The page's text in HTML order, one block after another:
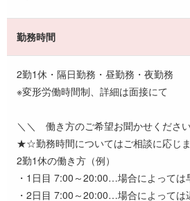
勤務時間
2勤1休・隔日勤務・昼勤務・夜勤務
※変形労働時間制、詳細は面接にて
＼＼ 働き方のご希望お聞かせくださ
★☆勤務時間についてはご相談に応じ
2勤1休の働き方（例）
・1日目 7:00～20:00…場合によっては
・2日目 7:00～20:00…場合によっては